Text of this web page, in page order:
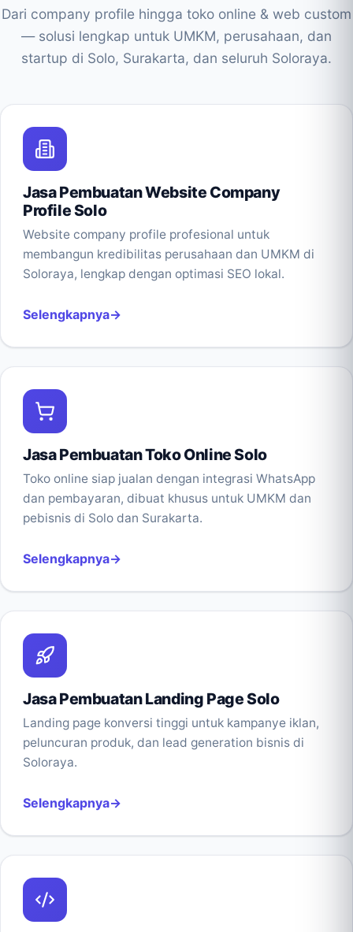
Dari company profile hingga toko online & web custom
— solusi lengkap untuk UMKM, perusahaan, dan
startup di Solo, Surakarta, dan seluruh Soloraya.
Jasa Pembuatan Website Company
Profile Solo
Website company profile profesional untuk
membangun kredibilitas perusahaan dan UMKM di
Soloraya, lengkap dengan optimasi SEO lokal.
Selengkapnya
Jasa Pembuatan Toko Online Solo
Toko online siap jualan dengan integrasi WhatsApp
dan pembayaran, dibuat khusus untuk UMKM dan
pebisnis di Solo dan Surakarta.
Selengkapnya
Jasa Pembuatan Landing Page Solo
Landing page konversi tinggi untuk kampanye iklan,
peluncuran produk, dan lead generation bisnis di
Soloraya.
Selengkapnya